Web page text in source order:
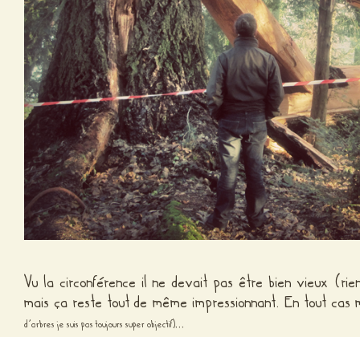
Vu la circonférence il ne devait pas être bien vieux
mais ça reste tout de même impressionnant. En tout cas
d’arbres je suis pas toujours super objectif)…